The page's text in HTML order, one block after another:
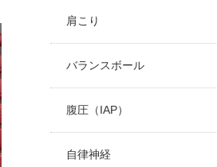
肩こり
バランスボール
腹圧（IAP）
自律神経